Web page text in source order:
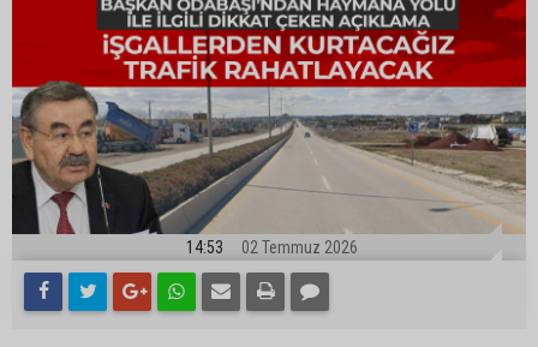
14:53 02 Temmuz 2026